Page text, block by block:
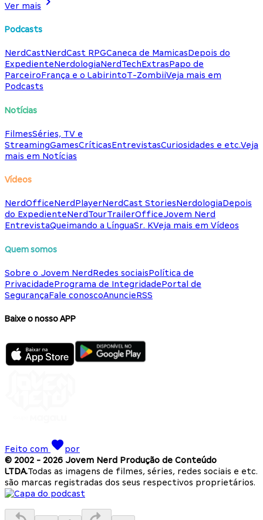
Ver mais
Podcasts
NerdCastNerdCast RPGCaneca de MamicasDepois do
ExpedienteNerdologiaNerdTechExtrasPapo de
ParceiroFrança e o LabirintoT-ZombiiVeja mais em
Podcasts
Notícias
FilmesSéries, TV e
StreamingGamesCríticasEntrevistasCuriosidades e etc.Veja
mais em Notícias
Vídeos
NerdOfficeNerdPlayerNerdCast StoriesNerdologiaDepois
do ExpedienteNerdTourTrailerOfficeJovem Nerd
EntrevistaQueimando a LínguaSr. KVeja mais em Vídeos
Quem somos
Sobre o Jovem NerdRedes sociaisPolítica de
PrivacidadePrograma de IntegridadePortal de
SegurançaFale conoscoAnuncieRSS
Baixe o nosso APP
Feito com
por
© 2002 - 2026 Jovem Nerd Produção de Conteúdo
LTDA.Todas as imagens de filmes, séries, redes sociais e etc.
são marcas registradas dos seus respectivos proprietários.